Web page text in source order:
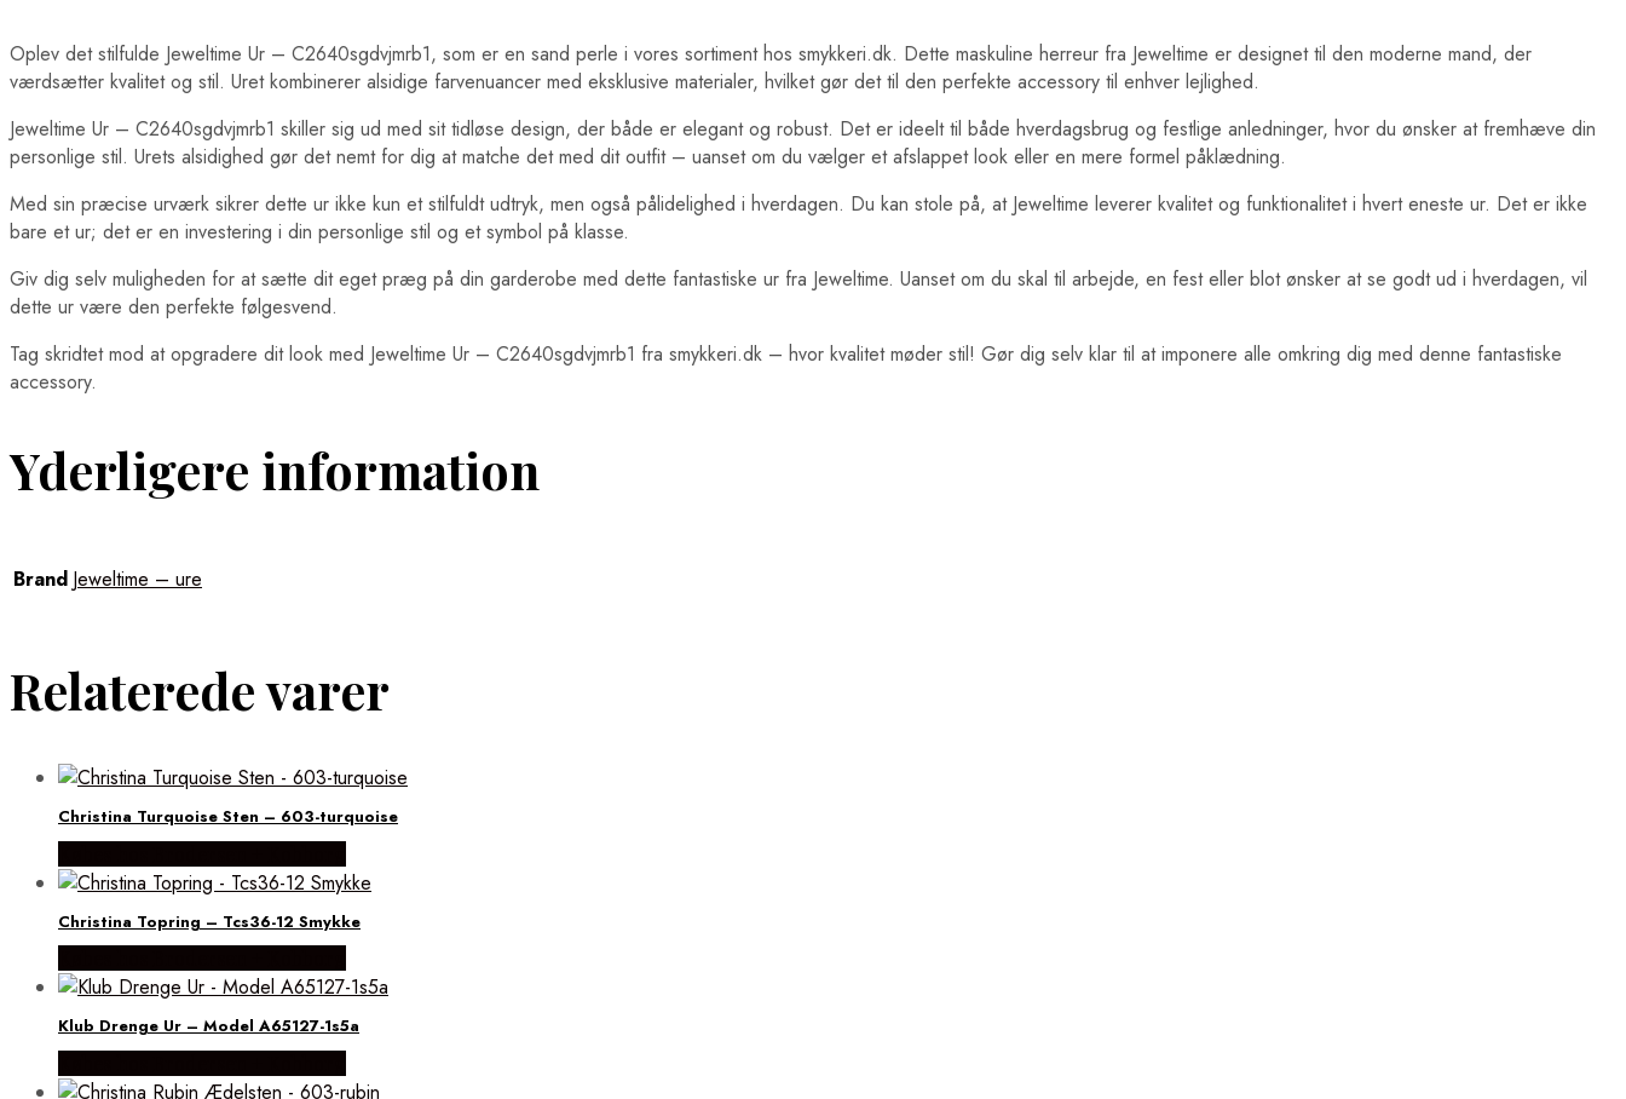
Oplev det stilfulde Jeweltime Ur – C2640sgdvjmrb1, som er en sand perle i vores sortiment hos smykkeri.dk. Dette maskuline herreur fra Jeweltime er designet til den moderne mand, der
værdsætter kvalitet og stil. Uret kombinerer alsidige farvenuancer med eksklusive materialer, hvilket gør det til den perfekte accessory til enhver lejlighed.
Jeweltime Ur – C2640sgdvjmrb1 skiller sig ud med sit tidløse design, der både er elegant og robust. Det er ideelt til både hverdagsbrug og festlige anledninger, hvor du ønsker at fremhæve din
personlige stil. Urets alsidighed gør det nemt for dig at matche det med dit outfit – uanset om du vælger et afslappet look eller en mere formel påklædning.
Med sin præcise urværk sikrer dette ur ikke kun et stilfuldt udtryk, men også pålidelighed i hverdagen. Du kan stole på, at Jeweltime leverer kvalitet og funktionalitet i hvert eneste ur. Det er ikke
bare et ur; det er en investering i din personlige stil og et symbol på klasse.
Giv dig selv muligheden for at sætte dit eget præg på din garderobe med dette fantastiske ur fra Jeweltime. Uanset om du skal til arbejde, en fest eller blot ønsker at se godt ud i hverdagen, vil
dette ur være den perfekte følgesvend.
Tag skridtet mod at opgradere dit look med Jeweltime Ur – C2640sgdvjmrb1 fra smykkeri.dk – hvor kvalitet møder stil! Gør dig selv klar til at imponere alle omkring dig med denne fantastiske
accessory.
Yderligere information
Brand Jeweltime – ure
Relaterede varer
Christina Turquoise Sten – 603-turquoise
Christina Topring – Tcs36-12 Smykke
Klub Drenge Ur – Model A65127-1s5a